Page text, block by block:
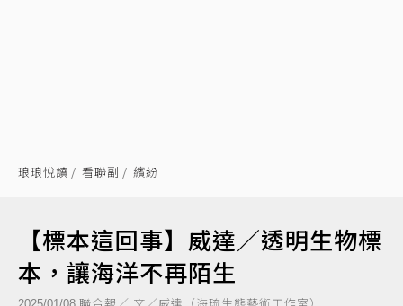
琅琅悅讀 看聯副 繽紛
【標本這回事】威達／透明生物標
本，讓海洋不再陌生